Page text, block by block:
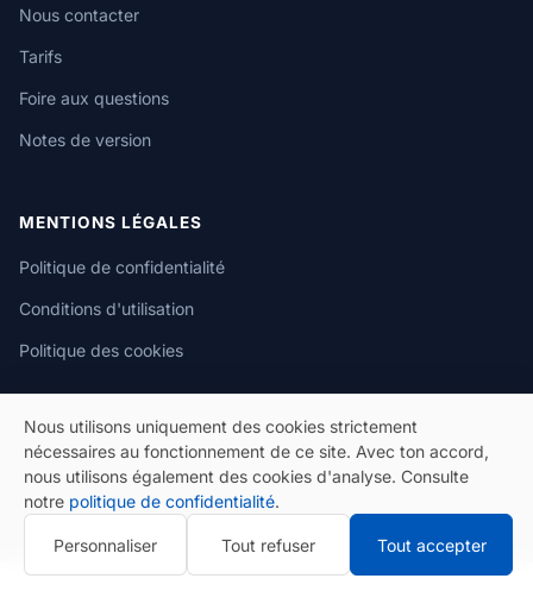
Nous contacter
Tarifs
Foire aux questions
Notes de version
MENTIONS LÉGALES
Politique de confidentialité
Conditions d'utilisation
Politique des cookies
© 2026 eSeGeCe. Tous droits réservés.
Politique de confidentialitéConditions d'utilisation
Nous utilisons uniquement des cookies strictement
nécessaires au fonctionnement de ce site. Avec ton accord,
nous utilisons également des cookies d'analyse. Consulte
notre politique de confidentialité.
Personnaliser Tout refuser Tout accepter